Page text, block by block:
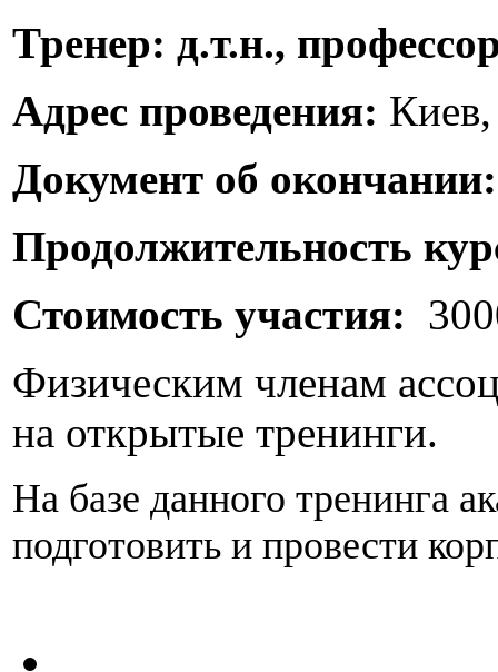
Тренер: д.т.н.,
Адрес проведения:
Документ об окончании:
Продолжительность
Стоимость участия:
Физическим членам
на открытые тренинги.
На базе данного тренинга
подготовить и провести